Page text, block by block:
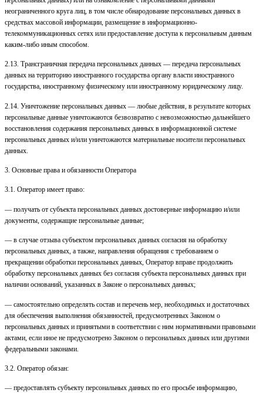
неограниченного круга лиц, в том числе обнародование персональных данных в
средствах массовой информации, размещение в информационно-
телекоммуникационных сетях или предоставление доступа к персональным данным
каким-либо иным способом.
2.13. Трансграничная передача персональных данных — передача персональных
данных на территорию иностранного государства органу власти иностранного
государства, иностранному физическому или иностранному юридическому лицу.
2.14. Уничтожение персональных данных — любые действия, в результате которых
персональные данные уничтожаются безвозвратно с невозможностью дальнейшего
восстановления содержания персональных данных в информационной системе
персональных данных и/или уничтожаются материальные носители персональных
данных.
3. Основные права и обязанности Оператора
3.1. Оператор имеет право:
— получать от субъекта персональных данных достоверные информацию и/или
документы, содержащие персональные данные;
— в случае отзыва субъектом персональных данных согласия на обработку
персональных данных, а также, направления обращения с требованием о
прекращении обработки персональных данных, Оператор вправе продолжить
обработку персональных данных без согласия субъекта персональных данных при
наличии оснований, указанных в Законе о персональных данных;
— самостоятельно определять состав и перечень мер, необходимых и достаточных
для обеспечения выполнения обязанностей, предусмотренных Законом о
персональных данных и принятыми в соответствии с ним нормативными правовыми
актами, если иное не предусмотрено Законом о персональных данных или другими
федеральными законами.
3.2. Оператор обязан:
— предоставлять субъекту персональных данных по его просьбе информацию,